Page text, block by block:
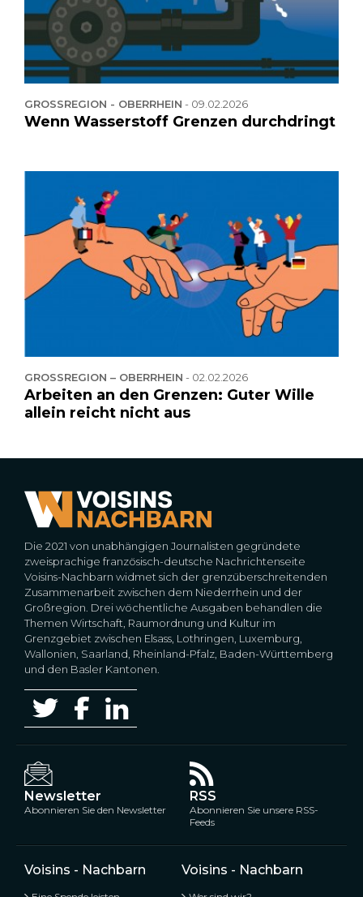
GROSSREGION - OBERRHEIN - 09.02.2026
Wenn Wasserstoff Grenzen durchdringt
GROSSREGION – OBERRHEIN - 02.02.2026
Arbeiten an den Grenzen: Guter Wille
allein reicht nicht aus
Die 2021 von unabhängigen Journalisten gegründete
zweisprachige französisch-deutsche Nachrichtenseite
Voisins-Nachbarn widmet sich der grenzüberschreitenden
Zusammenarbeit zwischen dem Niederrhein und der
Großregion. Drei wöchentliche Ausgaben behandlen die
Themen Wirtschaft, Raumordnung und Kultur im
Grenzgebiet zwischen Elsass, Lothringen, Luxemburg,
Wallonien, Saarland, Rheinland-Pfalz, Baden-Württemberg
und den Basler Kantonen.
Newsletter
Abonnieren Sie den Newsletter
RSS
Abonnieren Sie unsere RSS-
Feeds
Voisins - Nachbarn Voisins - Nachbarn